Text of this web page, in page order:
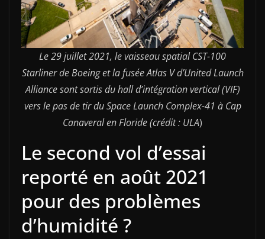
Le 29 juillet 2021, le vaisseau spatial CST-100
Starliner de Boeing et la fusée Atlas V d’United Launch
Alliance sont sortis du hall d’intégration vertical (VIF)
vers le pas de tir du Space Launch Complex-41 à Cap
Canaveral en Floride (crédit : ULA)
Le second vol d’essai
reporté en août 2021
pour des problèmes
d’humidité ?